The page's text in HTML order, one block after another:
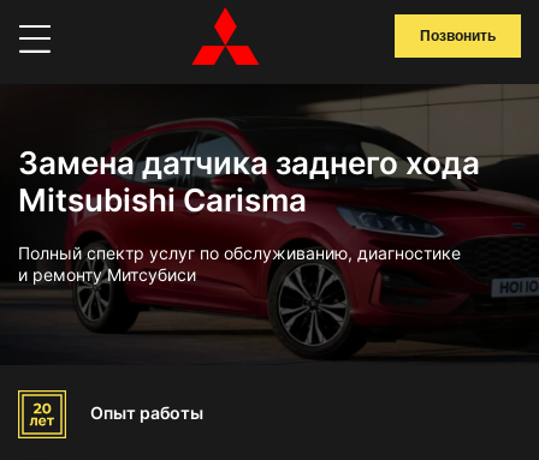
Позвонить
Замена датчика заднего хода
Mitsubishi Carisma
Полный спектр услуг по обслуживанию, диагностике
и ремонту Митсубиси
Опыт работы